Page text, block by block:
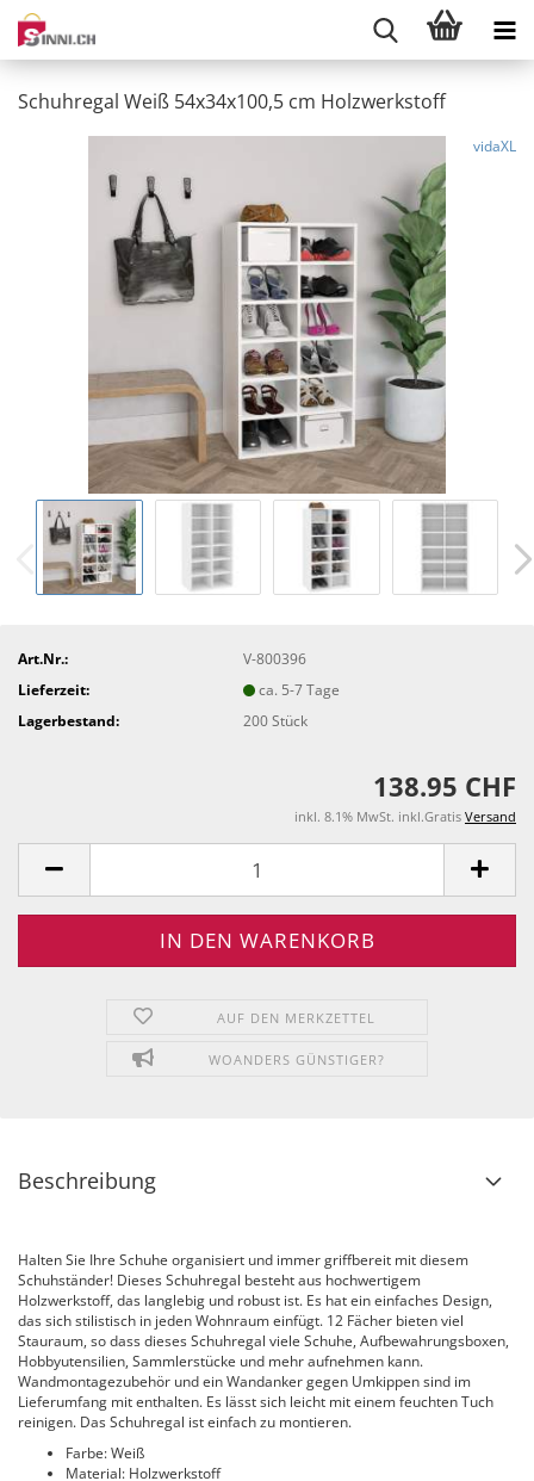
Schuhregal Weiß 54x34x100,5 cm Holzwerkstoff
vidaXL
Art.Nr.:
V-800396
Lieferzeit:
ca. 5-7 Tage
Lagerbestand:
200Stück
138.95 CHF
inkl. 8.1% MwSt. inkl.Gratis Versand
AUF DEN MERKZETTEL
WOANDERS GÜNSTIGER?
Beschreibung
Halten Sie Ihre Schuhe organisiert und immer griffbereit mit diesem
Schuhständer! Dieses Schuhregal besteht aus hochwertigem
Holzwerkstoff, das langlebig und robust ist. Es hat ein einfaches Design,
das sich stilistisch in jeden Wohnraum einfügt. 12 Fächer bieten viel
Stauraum, so dass dieses Schuhregal viele Schuhe, Aufbewahrungsboxen,
Hobbyutensilien, Sammlerstücke und mehr aufnehmen kann.
Wandmontagezubehör und ein Wandanker gegen Umkippen sind im
Lieferumfang mit enthalten. Es lässt sich leicht mit einem feuchten Tuch
reinigen. Das Schuhregal ist einfach zu montieren.
Farbe: Weiß
Material: Holzwerkstoff